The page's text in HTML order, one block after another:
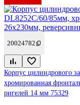
20024782
Корпус цилиндрового
хромированная
ригелей 14 мм 75329